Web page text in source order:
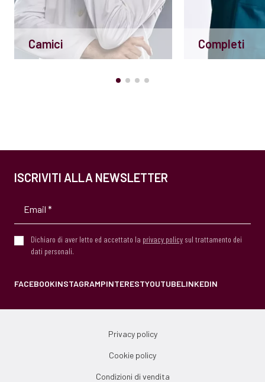
Camici Completi
ISCRIVITI ALLA NEWSLETTER
Dichiaro di aver letto ed accettato la privacy policy sul trattamento dei
dati personali.
FACEBOOKINSTAGRAMPINTERESTYOUTUBELINKEDIN
Privacy policy
Cookie policy
Condizioni di vendita